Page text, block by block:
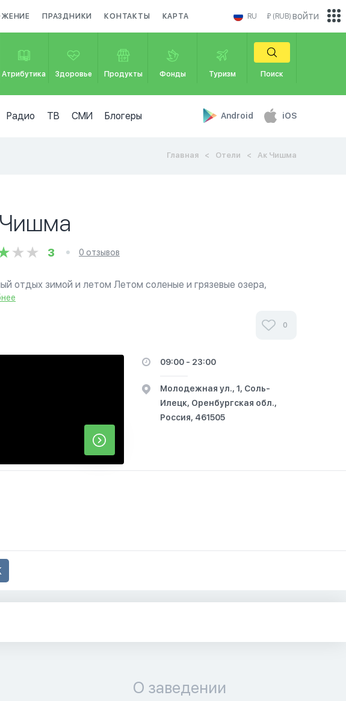
ПРАЗДНИКИ КОНТАКТЫ КАРТА RU ₽ (RUB)
Атрибутика Здоровье Продукты Фонды Туризм Поиск
Радио ТВ СМИ Блогеры Android iOS
войти
Главная Отели Ак Чишма
3 0 отзывов
отдых зимой и летом Летом соленые и грязевые озера,
по Великой Степи. Зимой прогулки на лыжах, катание на
0
09:00 - 23:00
Молодежная ул., 1, Соль-
Илецк, Оренбургская обл.,
Россия, 461505
О заведении